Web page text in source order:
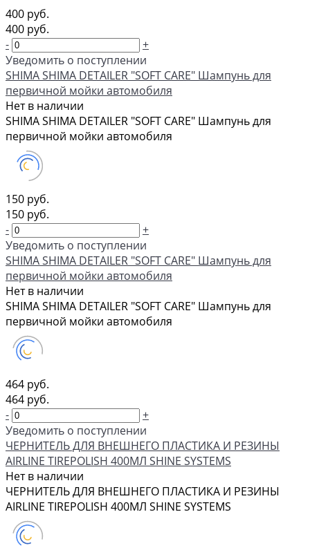
400 руб.
400 руб.
-
+
Уведомить о поступлении
SHIMA SHIMA DETAILER "SOFT CARE" Шампунь для
первичной мойки автомобиля
Нет в наличии
SHIMA SHIMA DETAILER "SOFT CARE" Шампунь для
первичной мойки автомобиля
150 руб.
150 руб.
-
+
Уведомить о поступлении
SHIMA SHIMA DETAILER "SOFT CARE" Шампунь для
первичной мойки автомобиля
Нет в наличии
SHIMA SHIMA DETAILER "SOFT CARE" Шампунь для
первичной мойки автомобиля
464 руб.
464 руб.
-
+
Уведомить о поступлении
ЧЕРНИТЕЛЬ ДЛЯ ВНЕШНЕГО ПЛАСТИКА И РЕЗИНЫ
AIRLINE TIREPOLISH 400МЛ SHINE SYSTEMS
Нет в наличии
ЧЕРНИТЕЛЬ ДЛЯ ВНЕШНЕГО ПЛАСТИКА И РЕЗИНЫ
AIRLINE TIREPOLISH 400МЛ SHINE SYSTEMS